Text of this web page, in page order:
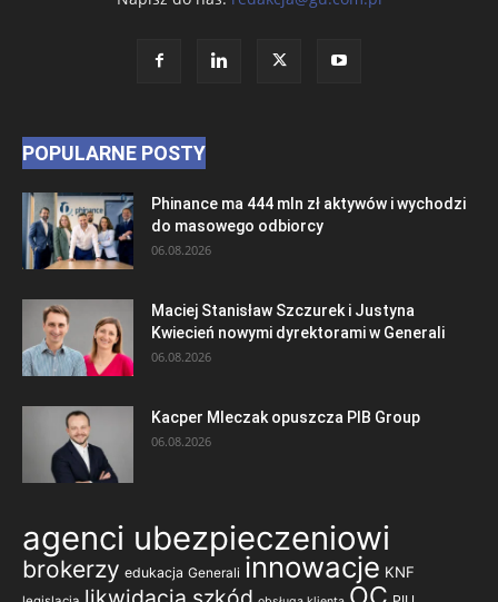
POPULARNE POSTY
Phinance ma 444 mln zł aktywów i wychodzi
do masowego odbiorcy
06.08.2026
Maciej Stanisław Szczurek i Justyna
Kwiecień nowymi dyrektorami w Generali
06.08.2026
Kacper Mleczak opuszcza PIB Group
06.08.2026
agenci ubezpieczeniowi
brokerzy edukacja Generali innowacje KNF